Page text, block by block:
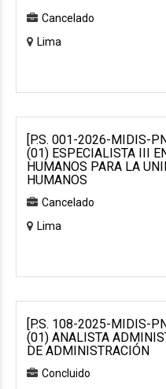
Cancelado
Lima
[P.S. 001-2026-MIDIS-
(01) ESPECIALISTA III
HUMANOS PARA LA
HUMANOS
Cancelado
Lima
[P.S. 108-2025-MIDIS-
(01) ANALISTA
DE ADMINISTRACIÓN
Concluido